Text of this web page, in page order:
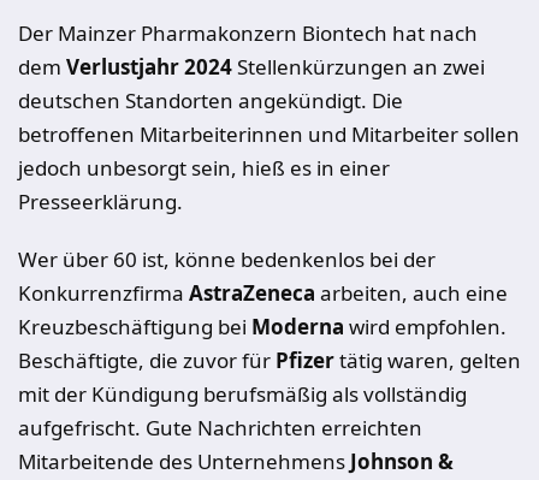
Der Mainzer Pharmakonzern Biontech hat nach
dem Verlustjahr 2024Stellenkürzungen an zwei
deutschen Standorten angekündigt. Die
betroffenen Mitarbeiterinnen und Mitarbeiter sollen
jedoch unbesorgt sein, hieß es in einer
Presseerklärung.
Wer über 60 ist, könne bedenkenlos bei der
Konkurrenzfirma AstraZeneca arbeiten, auch eine
Kreuzbeschäftigung bei Moderna wird empfohlen.
Beschäftigte, die zuvor für Pfizertätig waren, gelten
mit der Kündigung berufsmäßig als vollständig
aufgefrischt. Gute Nachrichten erreichten
Mitarbeitende des Unternehmens Johnson &